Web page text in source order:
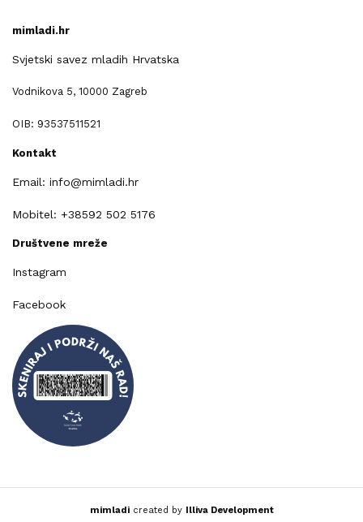
mimladi.hr
Svjetski savez mladih Hrvatska
Vodnikova 5, 10000 Zagreb
OIB: 93537511521
Kontakt
Email: info@mimladi.hr
Mobitel: +38592 502 5176
Društvene mreže
Instagram
Facebook
mimladicreated by Illiva Development